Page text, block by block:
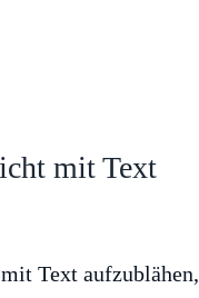
mit Text
Text aufzublähen,